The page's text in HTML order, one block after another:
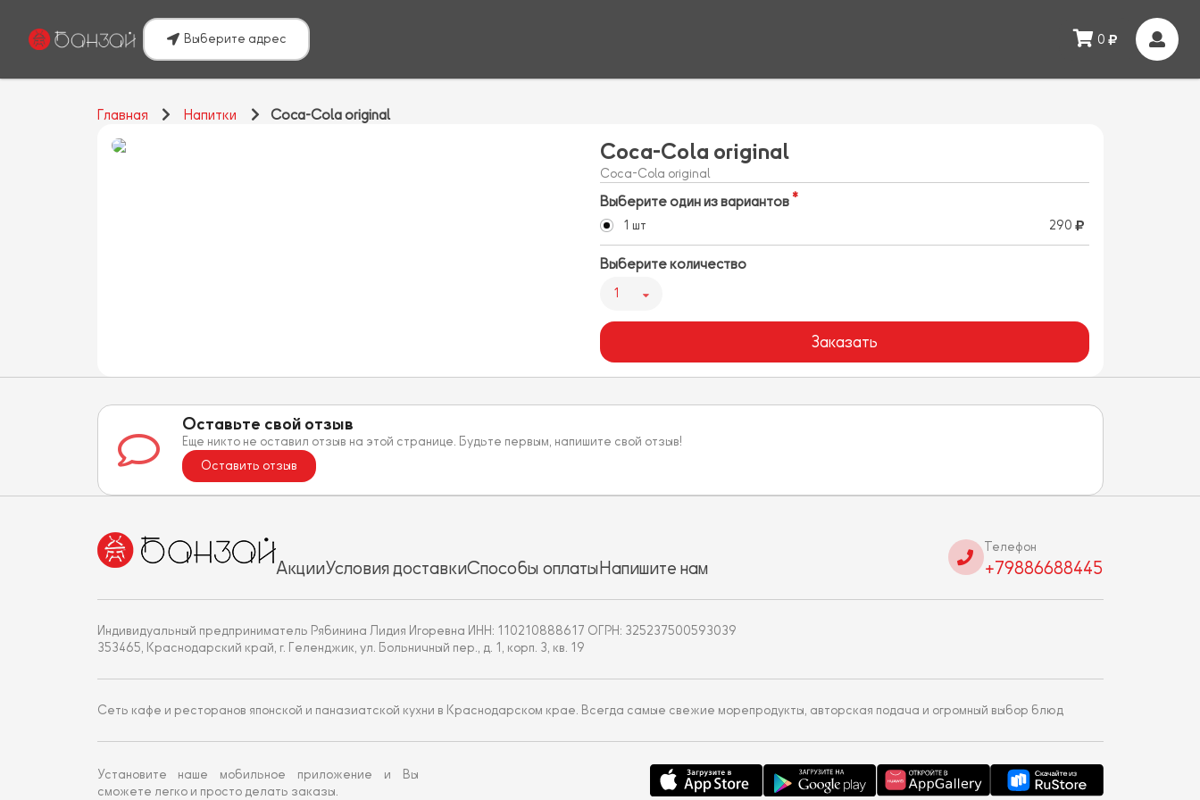
Выберите адрес 0
Главная Напитки Coca-Cola original
Coca-Cola original
Coca-Cola original
Выберите один из вариантов
1 шт 290
Выберите количество
1
Заказать
Оставьте свой отзыв
Еще никто не оставил отзыв на этой странице. Будьте первым, напишите свой отзыв!
Оставить отзыв
АкцииУсловия доставкиСпособы оплатыНапишите нам
Телефон
+79886688445
Индивидуальный предприниматель Рябинина Лидия Игоревна ИНН: 110210888617 ОГРН: 325237500593039
353465, Краснодарский край, г. Геленджик, ул. Больничный пер., д. 1, корп. 3, кв. 19
Сеть кафе и ресторанов японской и паназиатской кухни в Краснодарском крае. Всегда самые свежие морепродукты, авторская подача и огромный выбор блюд
Установите наше мобильное приложение и Вы
сможете легко и просто делать заказы.